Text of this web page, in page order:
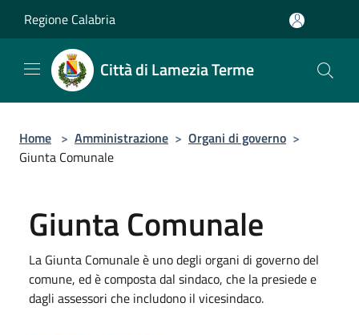
Regione Calabria
Città di Lamezia Terme
Home > Amministrazione > Organi di governo >
Giunta Comunale
Giunta Comunale
La Giunta Comunale è uno degli organi di governo del
comune, ed è composta dal sindaco, che la presiede e
dagli assessori che includono il vicesindaco.